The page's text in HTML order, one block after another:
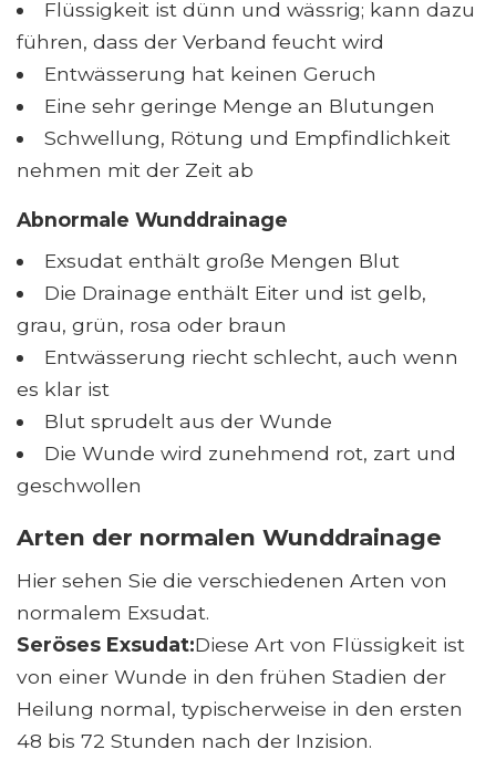
Flüssigkeit ist dünn und wässrig; kann dazu
führen, dass der Verband feucht wird
Entwässerung hat keinen Geruch
Eine sehr geringe Menge an Blutungen
Schwellung, Rötung und Empfindlichkeit
nehmen mit der Zeit ab
Abnormale Wunddrainage
Exsudat enthält große Mengen Blut
Die Drainage enthält Eiter und ist gelb,
grau, grün, rosa oder braun
Entwässerung riecht schlecht, auch wenn
es klar ist
Blut sprudelt aus der Wunde
Die Wunde wird zunehmend rot, zart und
geschwollen
Arten der normalen Wunddrainage
Hier sehen Sie die verschiedenen Arten von
normalem Exsudat.
Seröses Exsudat:Diese Art von Flüssigkeit ist
von einer Wunde in den frühen Stadien der
Heilung normal, typischerweise in den ersten
48 bis 72 Stunden nach der Inzision.